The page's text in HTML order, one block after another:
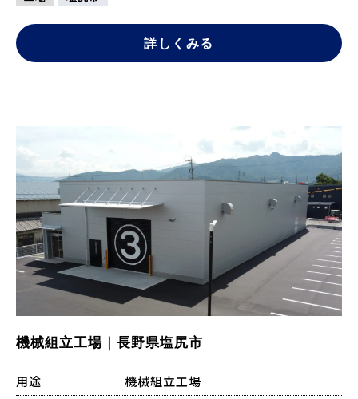
詳しくみる
機械組立工場｜長野県塩尻市
用途
機械組立工場